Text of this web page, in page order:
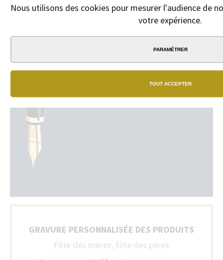
Nous utilisons des cookies pour mesurer l'audience de
votre expérience.
PARAMÉTRER
TOUT ACCEPTER
GRAVURE PERSONNALISÉE DES PRODUITS
Fête des mères, fête des pères